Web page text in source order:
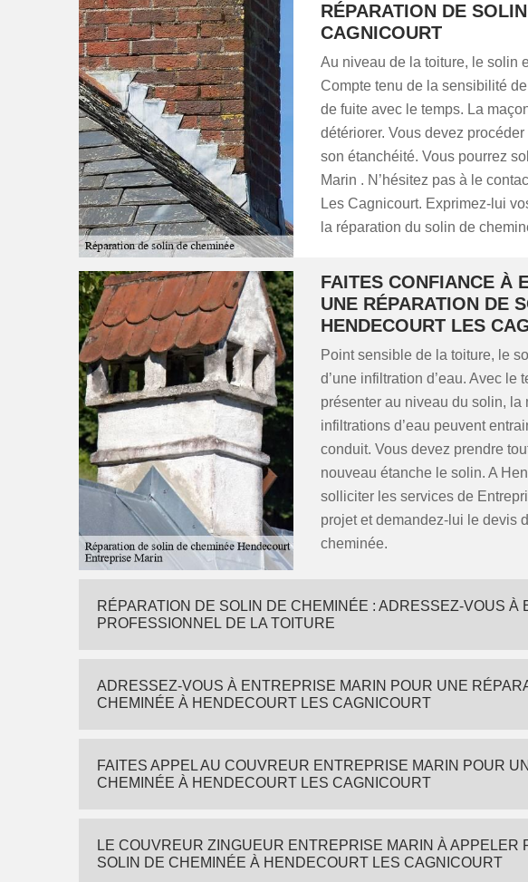
RÉPARATION DE
CAGNICOURT
Au niveau de la toiture, le solin
Compte tenu de la sensibilité
de fuite avec le temps. La
détériorer. Vous devez
son étanchéité. Vous pourrez
Marin . N’hésitez pas à le
Les Cagnicourt. Exprimez-lui
la réparation du solin de
FAITES CONFIANCE À
UNE RÉPARATION DE
HENDECOURT LES
Point sensible de la toiture, le
d’une infiltration d’eau. Avec le
présenter au niveau du solin,
infiltrations d’eau peuvent
conduit. Vous devez prendre
nouveau étanche le solin. A
solliciter les services de
projet et demandez-lui le devis
cheminée.
RÉPARATION DE SOLIN DE CHEMINÉE : ADRESSEZ-VOUS À
PROFESSIONNEL DE LA TOITURE
ADRESSEZ-VOUS À ENTREPRISE MARIN POUR UNE
CHEMINÉE À HENDECOURT LES CAGNICOURT
FAITES APPEL AU COUVREUR ENTREPRISE MARIN POUR
CHEMINÉE À HENDECOURT LES CAGNICOURT
LE COUVREUR ZINGUEUR ENTREPRISE MARIN À APPELER
SOLIN DE CHEMINÉE À HENDECOURT LES CAGNICOURT